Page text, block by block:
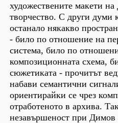
художествените макети
творчество. С други думи
останало някакво
- било по отношение на
система, било по
композиционната схема,
сюжетиката - прочитът
набави семантични
ориентирайки се чрез
отработеното в архива.
незавършеност при Димов